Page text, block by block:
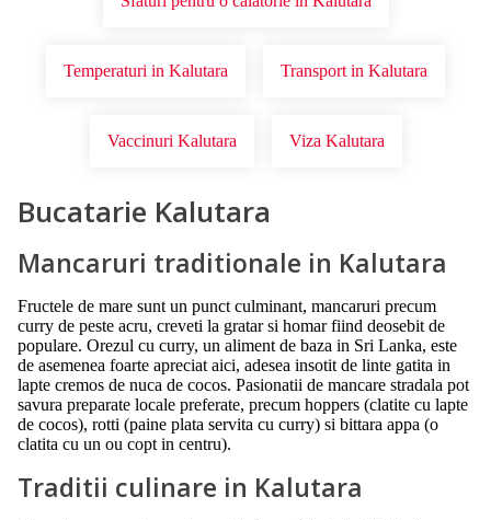
Temperaturi in Kalutara Transport in Kalutara
Vaccinuri Kalutara Viza Kalutara
Bucatarie Kalutara
Mancaruri traditionale in Kalutara
Fructele de mare sunt un punct culminant, mancaruri precum
curry de peste acru, creveti la gratar si homar fiind deosebit de
populare. Orezul cu curry, un aliment de baza in Sri Lanka, este
de asemenea foarte apreciat aici, adesea insotit de linte gatita in
lapte cremos de nuca de cocos. Pasionatii de mancare stradala pot
savura preparate locale preferate, precum hoppers (clatite cu lapte
de cocos), rotti (paine plata servita cu curry) si bittara appa (o
clatita cu un ou copt in centru).
Traditii culinare in Kalutara